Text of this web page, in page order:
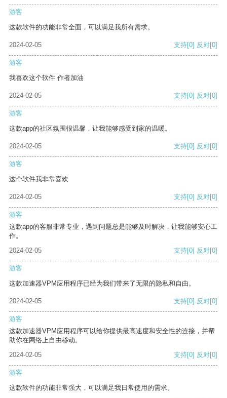
游客
这款软件的功能非常全面，可以满足我所有需求。
2024-02-05 支持[0] 反对[0]
游客
我喜欢这个软件 作者加油
2024-02-05 支持[0] 反对[0]
游客
这款app的社区氛围很温馨，让我能够感受到家的温暖。
2024-02-05 支持[0] 反对[0]
游客
这个软件我非常喜欢
2024-02-05 支持[0] 反对[0]
游客
这款app的客服非常专业，遇到问题总是能够及时解决，让我能够安心工
作。
2024-02-05
支持[0] 反对[0]
游客
这款加速器VPM应用程序已经为我们带来了无限的隐私和自由。
2024-02-05 支持[0] 反对[0]
游客
这款加速器VPM应用程序可以给你提供最高速度和安全性的连接，并帮
助你在网络上自由移动。
2024-02-05
支持[0] 反对[0]
游客
这款软件的功能非常强大，可以满足我日常使用的需求。